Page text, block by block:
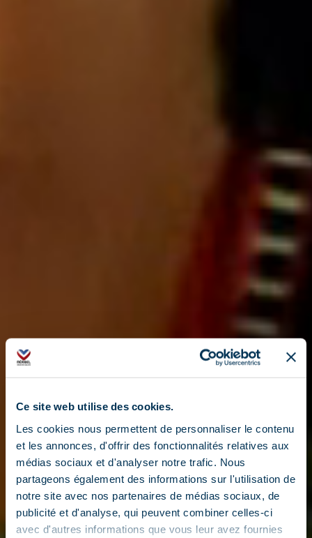
Ce site web utilise des cookies.
Les cookies nous permettent de personnaliser le contenu
et les annonces, d'offrir des fonctionnalités relatives aux
médias sociaux et d'analyser notre trafic. Nous
partageons également des informations sur l'utilisation de
notre site avec nos partenaires de médias sociaux, de
publicité et d'analyse, qui peuvent combiner celles-ci
avec d'autres informations que vous leur avez fournies